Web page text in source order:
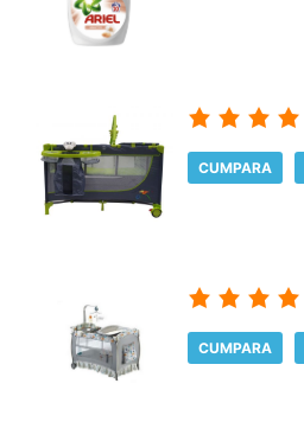
CUMPARA
CUMPARA